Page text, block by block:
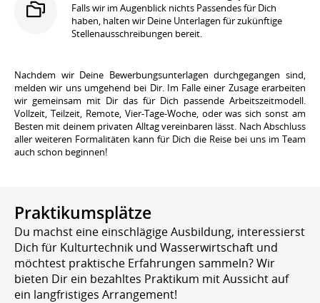
Falls wir im Augenblick nichts Passendes für Dich
haben, halten wir Deine Unterlagen für zukünftige
Stellenausschreibungen bereit.
Nachdem wir Deine Bewerbungsunterlagen durch­ge­gangen sind,
melden wir uns umgehend bei Dir. Im Falle einer Zusage erarbeiten
wir gemeinsam mit Dir das für Dich passende Arbeitszeitmodell.
Vollzeit, Teilzeit, Remote, Vier-Tage-Woche, oder was sich sonst am
Besten mit deinem privaten Alltag vereinbaren lässt. Nach Abschluss
aller weiteren Formalitäten kann für Dich die Reise bei uns im Team
auch schon beginnen!
Praktikumsplätze
Du machst eine einschlägige Ausbildung, interessierst
Dich für Kulturtechnik und Wasserwirtschaft und
möchtest praktische Erfahrungen sammeln? Wir
bieten Dir ein bezahltes Praktikum mit Aussicht auf
ein langfristiges Arrangement!